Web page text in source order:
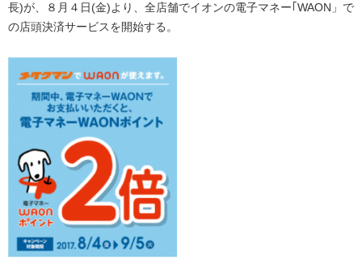
長)が、８月４日(金)より、全店舗でイオンの電子マネー｢WAON」で
の店頭決済サービスを開始する。